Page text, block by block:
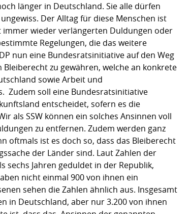
länger in Deutschland. Sie alle dürfen
Der Alltag für diese Menschen ist
wieder verlängerten Duldungen oder
Regelungen, die das weitere
nun eine Bundesratsinitiative auf den Weg
zu gewähren, welche an konkrete
sowie Arbeit und
Zudem soll eine Bundesratsinitiative
entscheidet, sofern es die
als SSW können ein solches Ansinnen voll
zu entfernen. Zudem werden ganz
oftmals ist es doch so, dass das Bleiberecht
der Länder sind. Laut Zahlen der
sechs Jahren geduldet in der Republik,
nicht einmal 900 von ihnen ein
sehen die Zahlen ähnlich aus. Insgesamt
in Deutschland, aber nur 3.200 von ihnen